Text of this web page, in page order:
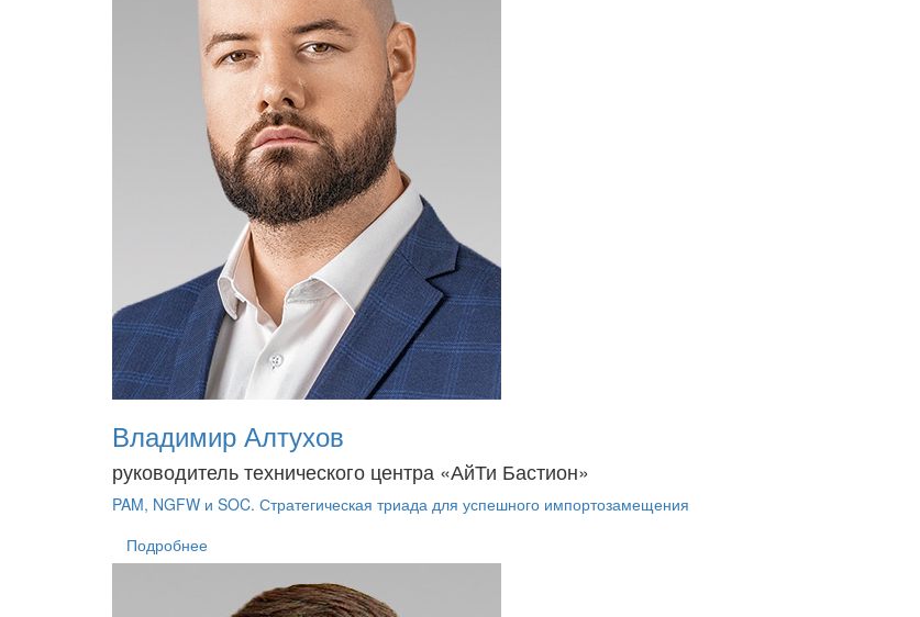
Владимир Алтухов
руководитель технического центра «АйТи Бастион»
PAM, NGFW и SOC. Стратегическая триада для успешного импортозамещения
Подробнее